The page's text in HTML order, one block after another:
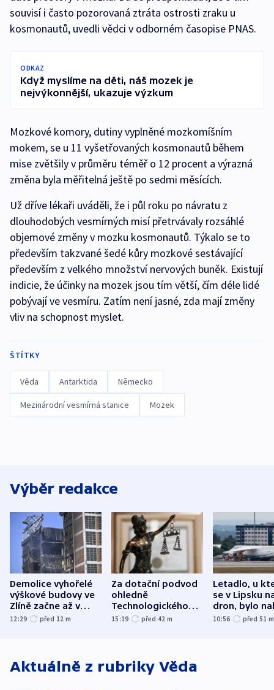
souvisí i často pozorovaná ztráta ostrosti zraku u
kosmonautů, uvedli vědci v odborném časopise PNAS.
ODKAZ
Když myslíme na děti, náš mozek je
nejvýkonnější, ukazuje výzkum
Mozkové komory, dutiny vyplněné mozkomíšním
mokem, se u 11 vyšetřovaných kosmonautů během
mise zvětšily v průměru téměř o 12 procent a výrazná
změna byla měřitelná ještě po sedmi měsících.
Už dříve lékaři uváděli, že i půl roku po návratu z
dlouhodobých vesmírných misí přetrvávaly rozsáhlé
objemové změny v mozku kosmonautů. Týkalo se to
především takzvané šedé kůry mozkové sestávající
především z velkého množství nervových buněk. Existují
indicie, že účinky na mozek jsou tím větší, čím déle lidé
pobývají ve vesmíru. Zatím není jasné, zda mají změny
vliv na schopnost myslet.
ŠTÍTKY
Věda Antarktida Německo
Mezinárodní vesmírná stanice Mozek
Výběr redakce
Demolice vyhořelé
výškové budovy ve
Zlíně začne až v
následujících dnech
12:29 před 12 m
Za dotační podvod
ohledně
Technologického
parku poslal soud
15:19 před 42 m
Letadlo, u
se v Lipsku
dron, bylo
municí, píší
10:56 před 51 m
Aktuálně z rubriky Věda